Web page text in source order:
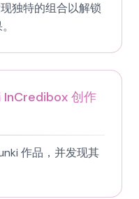
独特的组合以解锁
InCredibox 创作
作品，并发现其